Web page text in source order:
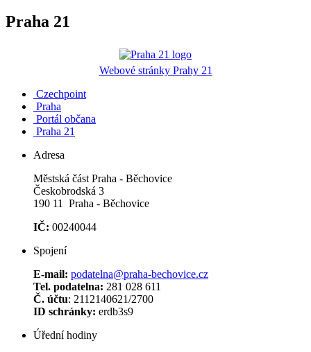
Praha 21
Webové stránky Prahy 21
Czechpoint
Praha
Portál občana
Praha 21
Adresa
Městská část Praha - Běchovice
Českobrodská 3
190 11 Praha - Běchovice
IČ: 00240044
Spojení
E-mail: podatelna@praha-bechovice.cz
Tel. podatelna: 281 028 611
Č. účtu: 2112140621/2700
ID schránky: erdb3s9
Úřední hodiny